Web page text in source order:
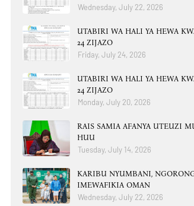
Wednesday, July 22, 2026
UTABIRI WA HALI YA HEWA
24 ZIJAZO
Friday, July 24, 2026
UTABIRI WA HALI YA HEWA
24 ZIJAZO
Monday, July 20, 2026
RAIS SAMIA AFANYA UTEUZI
HUU
Tuesday, July 14, 2026
KARIBU NYUMBANI,
IMEWAFIKIA OMAN
Wednesday, July 22, 2026